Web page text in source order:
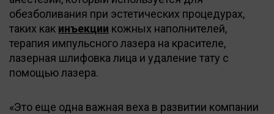
обезболивания при эстетических процедурах,
таких как инъекции кожных наполнителей,
терапия импульсного лазера на красителе,
лазерная шлифовка лица и удаление тату с
помощью лазера.
«Это еще одна важная веха в развитии компании